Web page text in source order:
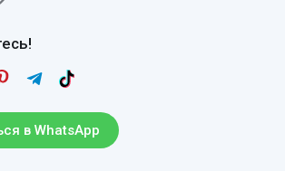
в WhatsApp
соглашение
данных
(Постановление Правительства